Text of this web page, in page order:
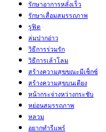
รักษาอาการหลั่งเร็ว
รักษาเสื่อมสมรรถภาพ
รูฟิต
ล่มปากอ่าว
วิธีการร่วมรัก
วิธีการเล้าโลม
สร้างความสุขขณะมีเซ็กซ์
สร้างความสุขบนเตียง
หน้ากระจ่างหว่างกระชับ
หย่อนสมรรถภาพ
หลวม
อยากทำรีแพร์